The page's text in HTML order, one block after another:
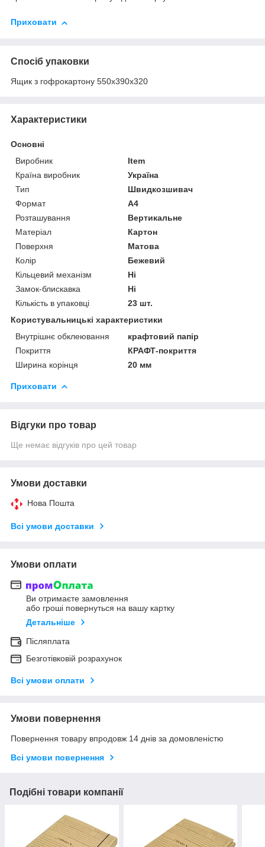
Приховати
Спосіб упаковки
Ящик з гофрокартону 550х390х320
Характеристики
Основні
Виробник
Item
Країна виробник
Україна
Тип
Швидкозшивач
Формат
A4
Розташування
Вертикальне
Матеріал
Картон
Поверхня
Матова
Колір
Бежевий
Кільцевий механізм
Ні
Замок-блискавка
Ні
Кількість в упаковці
23 шт.
Користувальницькі характеристики
Внутрішнє обклеювання
крафтовий папір
Покриття
КРАФТ-покриття
Ширина корінця
20 мм
Приховати
Відгуки про товар
Ще немає відгуків про цей товар
Умови доставки
Нова Пошта
Всі умови доставки
Умови оплати
Ви отримаєте замовлення
або гроші повернуться на вашу картку
Детальніше
Післяплата
Безготівковій розрахунок
Всі умови оплати
Умови повернення
Повернення товару впродовж 14 днів за домовленістю
Всі умови повернення
Подібні товари компанії